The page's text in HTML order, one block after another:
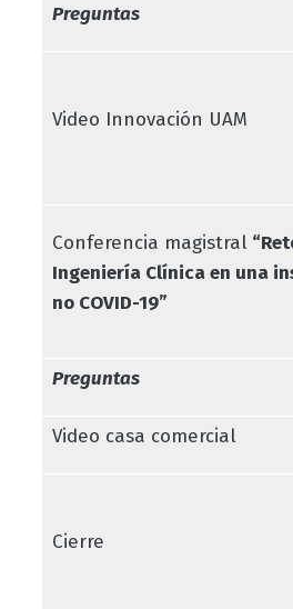
Preguntas
Video Innovación UAM
Conferencia magistral
Ingeniería Clínica en una
no COVID-19”
Preguntas
Video casa comercial
Cierre